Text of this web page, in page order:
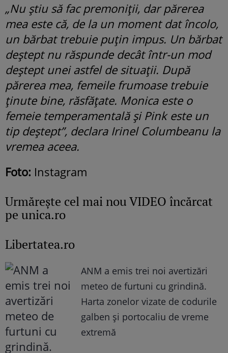
„Nu știu să fac premoniții, dar părerea
mea este că, de la un moment dat încolo,
un bărbat trebuie puțin impus. Un bărbat
deștept nu răspunde decât într-un mod
deștept unei astfel de situații. După
părerea mea, femeile frumoase trebuie
ținute bine, răsfățate. Monica este o
femeie temperamentală și Pink este un
tip deștept”, declara Irinel Columbeanu la
vremea aceea.
Foto: Instagram
Urmăreşte cel mai nou VIDEO încărcat
pe unica.ro
Libertatea.ro
ANM a emis trei noi avertizări
meteo de furtuni cu grindină.
Harta zonelor vizate de codurile
galben și portocaliu de vreme
extremă